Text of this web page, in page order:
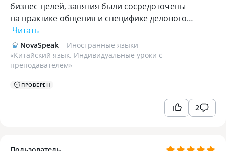
бизнес-целей, занятия были сосредоточены
на практике общения и специфике делового…
Читать
NovaSpeak
Иностранные языки
«Китайский язык. Индивидуальные уроки с
преподавателем»
ПРОВЕРЕН
2